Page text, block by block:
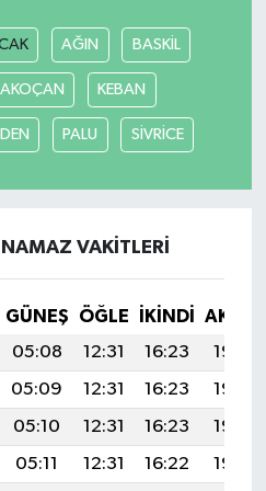
AĞIN BASKİL
KEBAN
PALU SİVRİCE
VAKITLERI
GÜNEŞ ÖĞLE İKINDI
05:08 12:31 16:23
19:44
05:09 12:31 16:23
19:43
05:10 12:31 16:23
19:42
05:11 12:31 16:22 19:42